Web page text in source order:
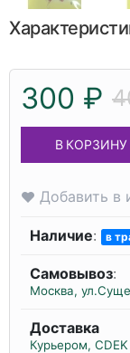
300 ₽
В КОРЗИНУ
Добавить в
Наличие: в
Самовывоз:
Москва,
Доставка
Курьером, CDEK